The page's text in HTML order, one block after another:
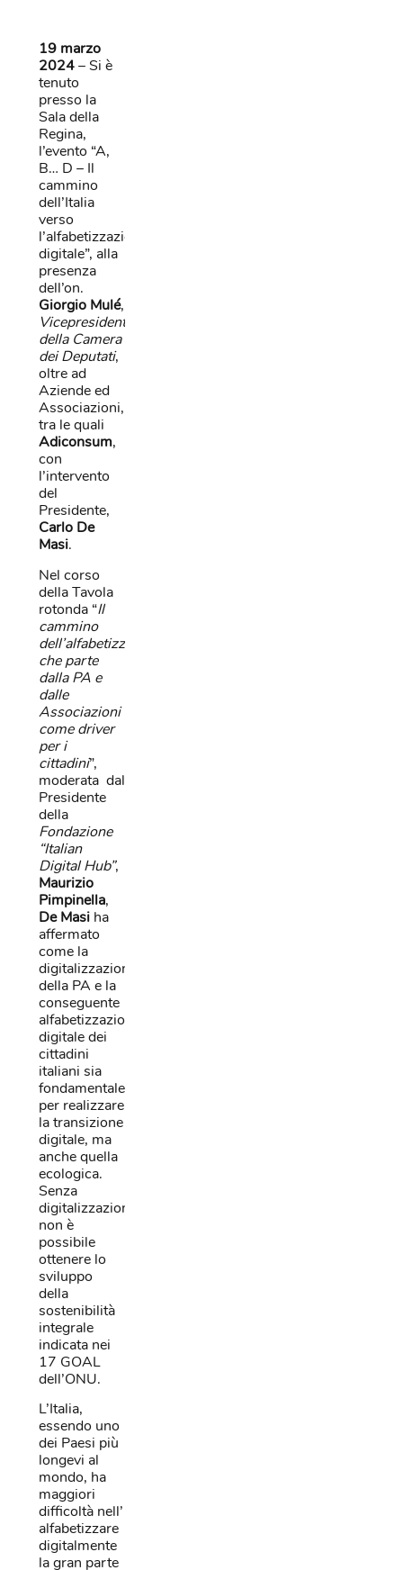
19 marzo
2024– Si è
tenuto
presso la
Sala della
Regina,
l’evento “A,
B… D – Il
cammino
dell’Italia
verso
l’alfabetizzazione
digitale”, alla
presenza
dell’on.
Giorgio Mulé,
Vicepresidente
della Camera
dei Deputati,
oltre ad
Aziende ed
Associazioni,
tra le quali
Adiconsum,
con
l’intervento
del
Presidente,
Carlo De
Masi.
Nel corso
della Tavola
rotonda “Il
cammino
dell’alfabetizzazione
che parte
dalla PA e
dalle
Associazioni
come driver
per i
cittadini”,
moderata dal
Presidente
della
Fondazione
“Italian
Digital Hub”,
Maurizio
Pimpinella,
De Masi ha
affermato
come la
digitalizzazione
della PA e la
conseguente
alfabetizzazione
digitale dei
cittadini
italiani sia
fondamentale
per realizzare
la transizione
digitale, ma
anche quella
ecologica.
Senza
digitalizzazione
non è
possibile
ottenere lo
sviluppo
della
sostenibilità
integrale
indicata nei
17 GOAL
dell’ONU.
L’Italia,
essendo uno
dei Paesi più
longevi al
mondo, ha
maggiori
difficoltà nell’
alfabetizzare
digitalmente
la gran parte